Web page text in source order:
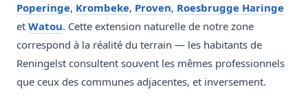
Poperinge, Krombeke, Proven, Roesbrugge Haringe
et Watou. Cette extension naturelle de notre zone
correspond à la réalité du terrain — les habitants de
Reningelst consultent souvent les mêmes professionnels
que ceux des communes adjacentes, et inversement.